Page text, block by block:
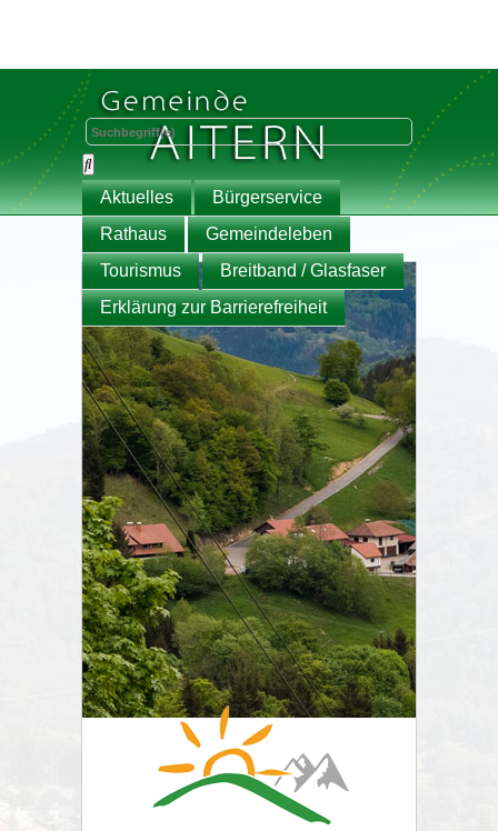
Aktuelles
Bürgerservice
Rathaus
Gemeindeleben
Tourismus
Breitband / Glasfaser
Erklärung zur Barrierefreiheit